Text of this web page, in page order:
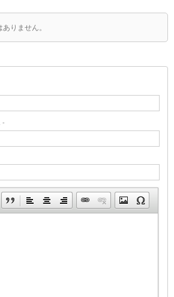
りません。
-